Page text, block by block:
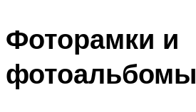
Фоторамки и
фотоальбомы